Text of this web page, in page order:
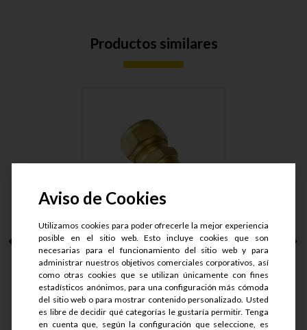
Productos similares
CONECTOR MACHO
ARMAD LT. T....
S/.50.9
S/.40.72
Aviso de Cookies
Utilizamos cookies para poder ofrecerle la mejor experiencia
posible en el sitio web. Esto incluye cookies que son
necesarias para el funcionamiento del sitio web y para
administrar nuestros objetivos comerciales corporativos, así
como otras cookies que se utilizan únicamente con fines
estadísticos anónimos, para una configuración más cómoda
del sitio web o para mostrar contenido personalizado. Usted
es libre de decidir qué categorías le gustaría permitir. Tenga
en cuenta que, según la configuración que seleccione, es